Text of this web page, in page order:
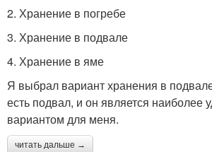
2. Хранение в погребе
3. Хранение в подвале
4. Хранение в яме
Я выбрал вариант хранения в
есть подвал, и он является наиболее
вариантом для меня.
читать дальше →